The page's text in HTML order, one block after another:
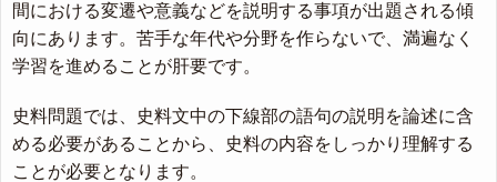
間における変遷や意義などを説明する事項が出題される傾
向にあります。苦手な年代や分野を作らないで、満遍なく
学習を進めることが肝要です。
史料問題では、史料文中の下線部の語句の説明を論述に含
める必要があることから、史料の内容をしっかり理解する
ことが必要となります。